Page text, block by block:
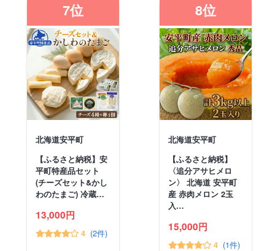
7位
北海道安平町
【ふるさと納税】安
平町特産品セット
(チーズセット&かし
わのたまご) 冷蔵…
13,000円
4 (2件)
8位
北海道安平町
【ふるさと納税】
〈追分アサヒメロ
ン〉 北海道 安平町
産 赤肉メロン 2玉
入…
15,000円
4 (1件)